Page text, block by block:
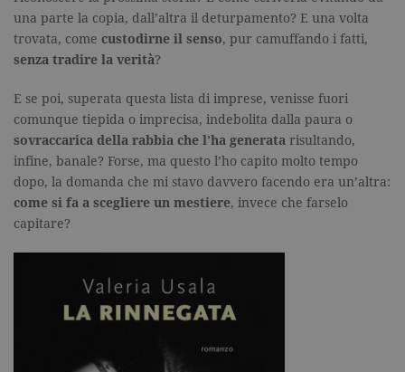
una parte la copia, dall’altra il deturpamento? E una volta
trovata, come custodirne il senso, pur camuffando i fatti,
senza tradire la verità?
E se poi, superata questa lista di imprese, venisse fuori
comunque tiepida o imprecisa, indebolita dalla paura o
sovraccarica della rabbia che l’ha generata risultando,
infine, banale? Forse, ma questo l’ho capito molto tempo
dopo, la domanda che mi stavo davvero facendo era un’altra:
come si fa a scegliere un mestiere, invece che farselo
capitare?